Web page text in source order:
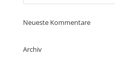
Neueste Kommentare
Archiv